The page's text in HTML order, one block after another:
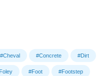
#Cheval #Concrete #Dirt
#Foot #Footstep